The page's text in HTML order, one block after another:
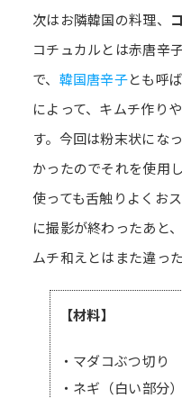
次はお隣韓国の料理、
コチュカルとは赤唐辛
で、 韓国唐辛子とも呼
によって、キムチ作り
す。今回は粉末状にな
かったのでそれを使用
使っても舌触りよくお
に撮影が終わったあと
ムチ和えとはまた違っ
【材料】
・マダコぶつ
・ネギ（白い部